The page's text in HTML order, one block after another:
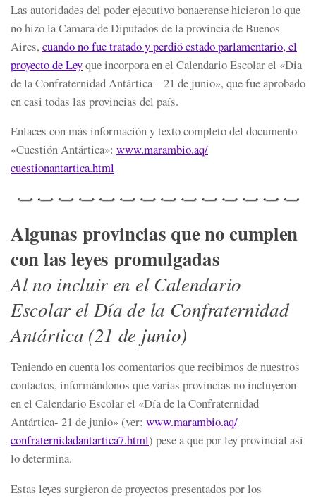
Las autoridades del poder ejecutivo bonaerense hicieron lo que
no hizo la Camara de Diputados de la provincia de Buenos
Aires, cuando no fue tratado y perdió estado parlamentario, el
proyecto de Leyque incorpora en el Calendario Escolar el «Dia
de la Confraternidad Antártica – 21 de junio», que fue aprobado
en casi todas las provincias del país.
Enlaces con más información y texto completo del documento
«Cuestión Antártica»: www.marambio.aq/
cuestionantartica.html
Algunas provincias que no cumplen
con las leyes promulgadas
Al no incluir en el Calendario
Escolar el Día de la Confraternidad
Antártica (21 de junio)
Teniendo en cuenta los comentarios que recibimos de nuestros
contactos, informándonos que varias provincias no incluyeron
en el Calendario Escolar el «Día de la Confraternidad
Antártica- 21 de junio» (ver: www.marambio.aq/
confraternidadantartica7.html) pese a que por ley provincial así
lo determina.
Estas leyes surgieron de proyectos presentados por los